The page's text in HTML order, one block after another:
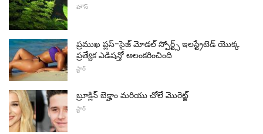
హౌస్
ప్రముఖ ప్లస్-సైజ్ మోడల్ స్పోర్ట్స్ ఇలస్ట్రేటెడ్ యొక్క
ప్రత్యేక ఎడిషన్తో అలంకరించింది
స్టార్
బ్రూక్లిన్ బెక్హాం మరియు చోలే మొరెట్జ్
స్టార్